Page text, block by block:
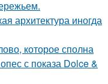
архитектура иногда
которое сполна
с показа Dolce &